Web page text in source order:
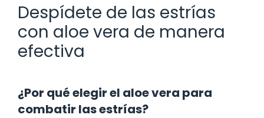
Despídete de las estrías
con aloe vera de manera
efectiva
¿Por qué elegir el aloe vera para
combatir las estrías?